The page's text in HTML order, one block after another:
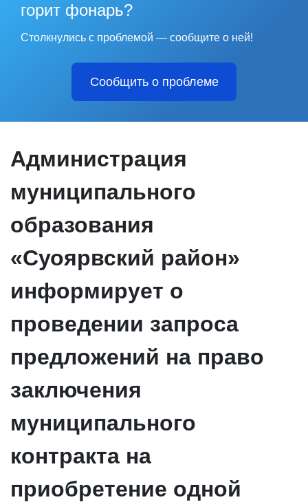
горит фонарь?
Столкнулись с проблемой — сообщите о ней!
Сообщить о проблеме
Администрация
муниципального
образования
«Суоярвский район»
информирует о
проведении запроса
предложений на право
заключения
муниципального
контракта на
приобретение одной